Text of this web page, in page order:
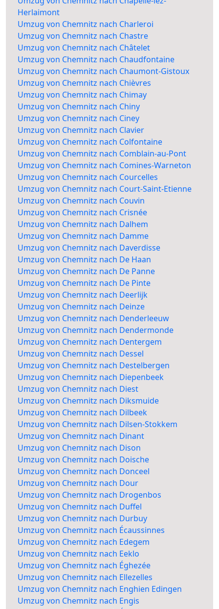
Herlaimont
Umzug von Chemnitz nach Charleroi
Umzug von Chemnitz nach Chastre
Umzug von Chemnitz nach Châtelet
Umzug von Chemnitz nach Chaudfontaine
Umzug von Chemnitz nach Chaumont-Gistoux
Umzug von Chemnitz nach Chièvres
Umzug von Chemnitz nach Chimay
Umzug von Chemnitz nach Chiny
Umzug von Chemnitz nach Ciney
Umzug von Chemnitz nach Clavier
Umzug von Chemnitz nach Colfontaine
Umzug von Chemnitz nach Comblain-au-Pont
Umzug von Chemnitz nach Comines-Warneton
Umzug von Chemnitz nach Courcelles
Umzug von Chemnitz nach Court-Saint-Etienne
Umzug von Chemnitz nach Couvin
Umzug von Chemnitz nach Crisnée
Umzug von Chemnitz nach Dalhem
Umzug von Chemnitz nach Damme
Umzug von Chemnitz nach Daverdisse
Umzug von Chemnitz nach De Haan
Umzug von Chemnitz nach De Panne
Umzug von Chemnitz nach De Pinte
Umzug von Chemnitz nach Deerlijk
Umzug von Chemnitz nach Deinze
Umzug von Chemnitz nach Denderleeuw
Umzug von Chemnitz nach Dendermonde
Umzug von Chemnitz nach Dentergem
Umzug von Chemnitz nach Dessel
Umzug von Chemnitz nach Destelbergen
Umzug von Chemnitz nach Diepenbeek
Umzug von Chemnitz nach Diest
Umzug von Chemnitz nach Diksmuide
Umzug von Chemnitz nach Dilbeek
Umzug von Chemnitz nach Dilsen-Stokkem
Umzug von Chemnitz nach Dinant
Umzug von Chemnitz nach Dison
Umzug von Chemnitz nach Doische
Umzug von Chemnitz nach Donceel
Umzug von Chemnitz nach Dour
Umzug von Chemnitz nach Drogenbos
Umzug von Chemnitz nach Duffel
Umzug von Chemnitz nach Durbuy
Umzug von Chemnitz nach Écaussinnes
Umzug von Chemnitz nach Edegem
Umzug von Chemnitz nach Eeklo
Umzug von Chemnitz nach Éghezée
Umzug von Chemnitz nach Ellezelles
Umzug von Chemnitz nach Enghien Edingen
Umzug von Chemnitz nach Engis